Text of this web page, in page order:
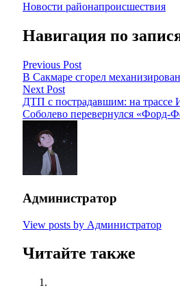
Новости районапроисшествия
Навигация по
Previous Post
В Сакмаре сгорел
Next Post
ДТП с пострадавшим: на
Соболево перевернулся «Форд-
Администратор
View posts by Администратор
Читайте также